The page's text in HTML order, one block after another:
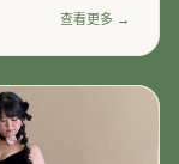
查看更多 →